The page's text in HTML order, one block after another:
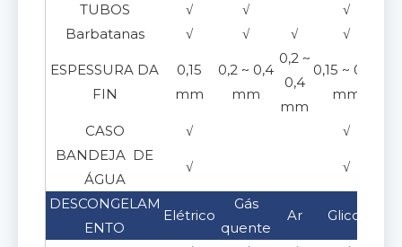
TUBOS √ √
√
Barbatanas
√ √ √ √
ESPESSURA DA
FIN
0,15
mm
0,2 ~ 0,4
mm
0,2 ~
0,4
mm
0,15 ~ 0,17
mm
CASO √
√
BANDEJA DE
ÁGUA
√ √
DESCONGELAM
ENTO
Elétrico
Gás
quente
Ar Glicol